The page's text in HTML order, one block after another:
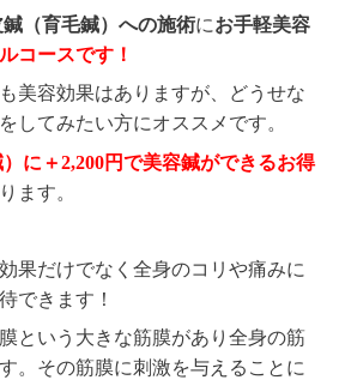
（育毛鍼）への施術にお手軽美容
コースです！
美容効果はありますが、どうせな
してみたい方にオススメです。
に＋2,200円で美容鍼ができるお得
ます。
果だけでなく全身のコリや痛みに
できます！
という大きな筋膜があり全身の筋
。その筋膜に刺激を与えることに